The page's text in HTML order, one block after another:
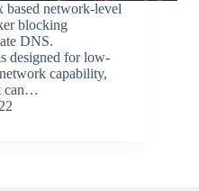
based network-level
blocking
DNS.
designed for low-
capability,
can…